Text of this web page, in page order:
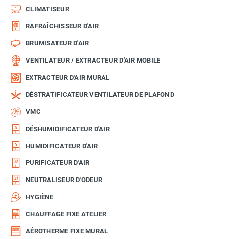
CLIMATISEUR
RAFRAÎCHISSEUR D'AIR
BRUMISATEUR D'AIR
VENTILATEUR / EXTRACTEUR D'AIR MOBILE
EXTRACTEUR D'AIR MURAL
DÉSTRATIFICATEUR VENTILATEUR DE PLAFOND
VMC
DÉSHUMIDIFICATEUR D'AIR
HUMIDIFICATEUR D'AIR
PURIFICATEUR D'AIR
NEUTRALISEUR D'ODEUR
HYGIÈNE
CHAUFFAGE FIXE ATELIER
AÉROTHERME FIXE MURAL